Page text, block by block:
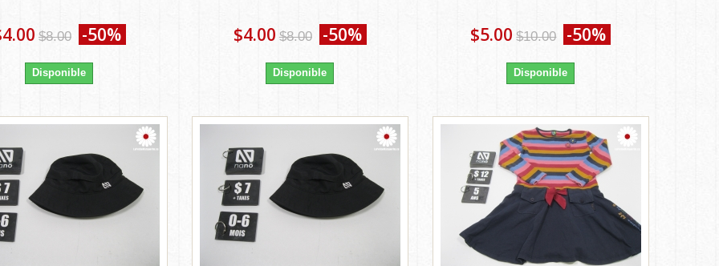
$8.00 -50%
Disponible
$4.00 $8.00 -50%
Disponible
$5.00 $10.00 -50%
Disponible